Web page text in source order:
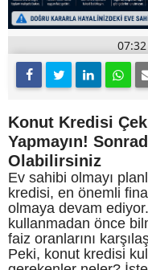
07:32
Konut Kredisi
Yapmayın!
Olabilirsiniz
Ev sahibi olmayı
kredisi, en önemli
olmaya devam
kullanmadan önce
faiz oranlarını
Peki, konut kredisi